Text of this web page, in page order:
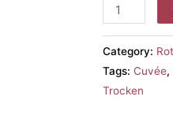
Category:
Tags: Cuvée,
Trocken